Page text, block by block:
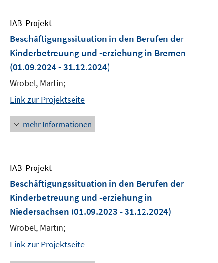
IAB-Projekt
Beschäftigungssituation in den Berufen der
Kinderbetreuung und -erziehung in Bremen
(01.09.2024 - 31.12.2024)
Wrobel, Martin;
Link zur Projektseite
mehr Informationen
IAB-Projekt
Beschäftigungssituation in den Berufen der
Kinderbetreuung und -erziehung in
Niedersachsen (01.09.2023 - 31.12.2024)
Wrobel, Martin;
Link zur Projektseite